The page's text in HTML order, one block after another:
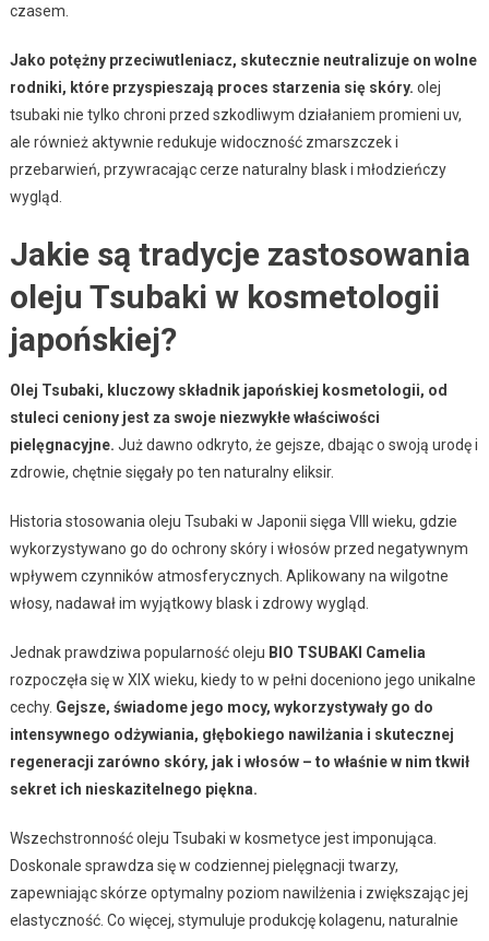
czasem.
Jako potężny przeciwutleniacz, skutecznie neutralizuje on wolne
rodniki, które przyspieszają proces starzenia się skóry. olej
tsubaki nie tylko chroni przed szkodliwym działaniem promieni uv,
ale również aktywnie redukuje widoczność zmarszczek i
przebarwień, przywracając cerze naturalny blask i młodzieńczy
wygląd.
Jakie są tradycje zastosowania
oleju Tsubaki w kosmetologii
japońskiej?
Olej Tsubaki, kluczowy składnik japońskiej kosmetologii, od
stuleci ceniony jest za swoje niezwykłe właściwości
pielęgnacyjne. Już dawno odkryto, że gejsze, dbając o swoją urodę i
zdrowie, chętnie sięgały po ten naturalny eliksir.
Historia stosowania oleju Tsubaki w Japonii sięga VIII wieku, gdzie
wykorzystywano go do ochrony skóry i włosów przed negatywnym
wpływem czynników atmosferycznych. Aplikowany na wilgotne
włosy, nadawał im wyjątkowy blask i zdrowy wygląd.
Jednak prawdziwa popularność oleju BIO TSUBAKI Camelia
rozpoczęła się w XIX wieku, kiedy to w pełni doceniono jego unikalne
cechy. Gejsze, świadome jego mocy, wykorzystywały go do
intensywnego odżywiania, głębokiego nawilżania i skutecznej
regeneracji zarówno skóry, jak i włosów – to właśnie w nim tkwił
sekret ich nieskazitelnego piękna.
Wszechstronność oleju Tsubaki w kosmetyce jest imponująca.
Doskonale sprawdza się w codziennej pielęgnacji twarzy,
zapewniając skórze optymalny poziom nawilżenia i zwiększając jej
elastyczność. Co więcej, stymuluje produkcję kolagenu, naturalnie